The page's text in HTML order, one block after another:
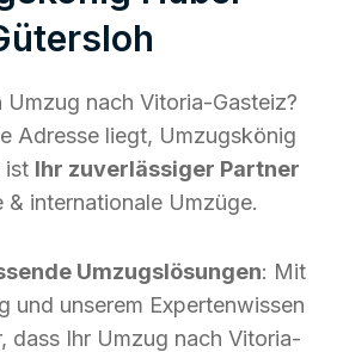
Umzug nach Vitoria-Gasteiz?
Adresse liegt, Umzugskönig
ist Ihr zuverlässiger Partner
& internationale Umzüge.
Umzugslösungen: Mit
und unserem Expertenwissen
dass Ihr Umzug nach Vitoria-